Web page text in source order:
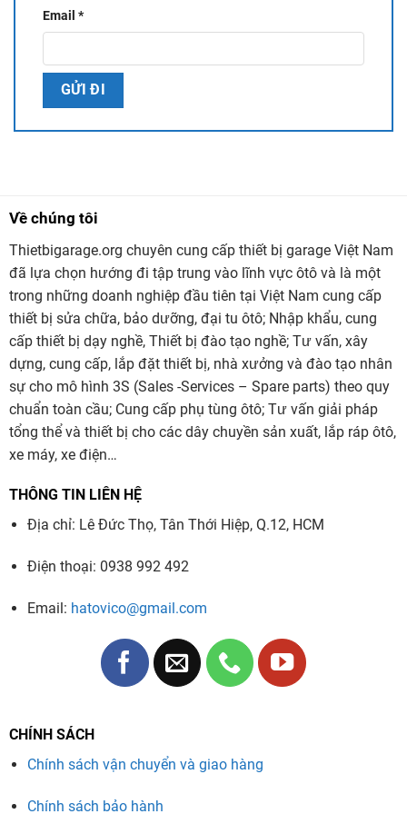
NAM
Cung cấp thiết bị sửa chữa ô tô – thiết bị rửa xe – thiết bị
làm lốp – thiết bị đăng kiểm xe nhập khẩu trực tiếp từ các
nước sản xuất thiết bị hàng đầu .Sản phẩm đa dạng –
chất lượng uy tín – giá thành hợp lí – phân phối toàn
quốc.
Email *
Về chúng tôi
Thietbigarage.org chuyên cung cấp thiết bị garage Việt Nam
đã lựa chọn hướng đi tập trung vào lĩnh vực ôtô và là một
trong những doanh nghiệp đầu tiên tại Việt Nam cung cấp
thiết bị sửa chữa, bảo dưỡng, đại tu ôtô; Nhập khẩu, cung
cấp thiết bị dạy nghề, Thiết bị đào tạo nghề; Tư vấn, xây
dựng, cung cấp, lắp đặt thiết bị, nhà xưởng và đào tạo nhân
sự cho mô hình 3S (Sales -Services – Spare parts) theo quy
chuẩn toàn cầu; Cung cấp phụ tùng ôtô; Tư vấn giải pháp
tổng thể và thiết bị cho các dây chuyền sản xuất, lắp ráp ôtô,
xe máy, xe điện…
THÔNG TIN LIÊN HỆ
Địa chỉ: Lê Đức Thọ, Tân Thới Hiệp, Q.12, HCM
Điện thoại: 0938 992 492
Email: hatovico@gmail.com
CHÍNH SÁCH
Chính sách vận chuyển và giao hàng
Chính sách bảo hành